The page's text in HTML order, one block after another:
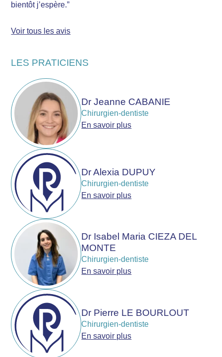
bientôt j’espère.”
Voir tous les avis
LES PRATICIENS
Dr Jeanne CABANIE
Chirurgien-dentiste
En savoir plus
Dr Alexia DUPUY
Chirurgien-dentiste
En savoir plus
Dr Isabel Maria CIEZA DEL
MONTE
Chirurgien-dentiste
En savoir plus
Dr Pierre LE BOURLOUT
Chirurgien-dentiste
En savoir plus